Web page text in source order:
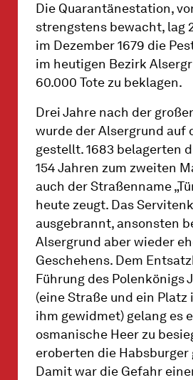
Die Quarantänestation,
strengstens bewacht, lag
im Dezember 1679 die
im heutigen Bezirk
60.000 Tote zu beklagen.
Drei Jahre nach der
wurde der Alsergrund auf
gestellt. 1683 belagerten
154 Jahren zum zweiten
auch der Straßenname
heute zeugt. Das
ausgebrannt, ansonsten
Alsergrund aber wieder
Geschehens. Dem
Führung des Polenkönigs
(eine Straße und ein Platz
ihm gewidmet) gelang es
osmanische Heer zu
eroberten die Habsburger
Damit war die Gefahr